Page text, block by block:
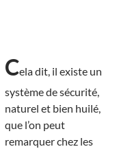
Cela dit, il existe un
système de sécurité,
naturel et bien huilé,
que l’on peut
remarquer chez les